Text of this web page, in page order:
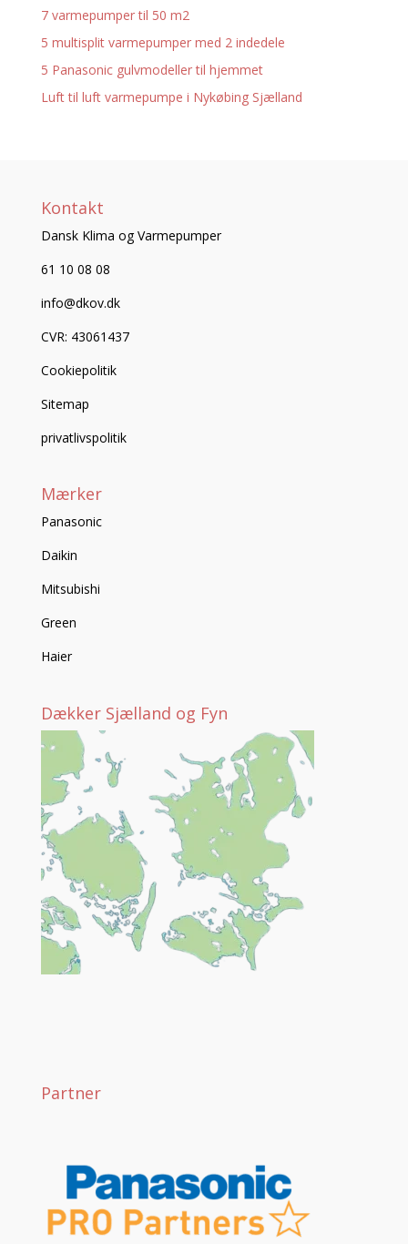
7 varmepumper til 50 m2
5 multisplit varmepumper med 2 indedele
5 Panasonic gulvmodeller til hjemmet
Luft til luft varmepumpe i Nykøbing Sjælland
Kontakt
Dansk Klima og Varmepumper
61 10 08 08
info@dkov.dk
CVR: 43061437
Cookiepolitik
Sitemap
privatlivspolitik
Mærker
Panasonic
Daikin
Mitsubishi
Green
Haier
Dækker Sjælland og Fyn
Partner